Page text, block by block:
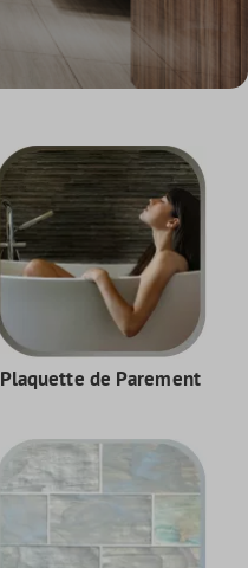
Plaquette de Parement